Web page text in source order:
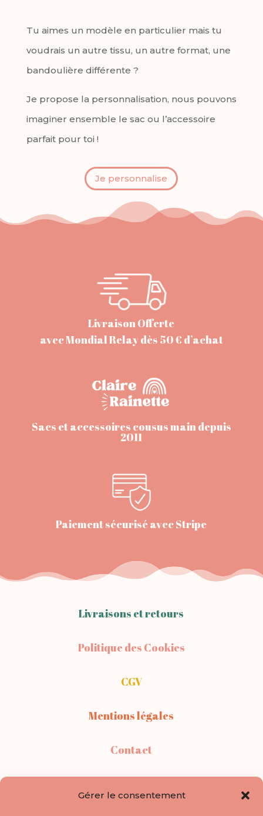
Gérer le consentement
Tu aimes un modèle en particulier mais tu
voudrais un autre tissu, un autre format, une
bandoulière différente ?
Je propose la personnalisation, nous pouvons
imaginer ensemble le sac ou l’accessoire
parfait pour toi !
Je personnalise
Livraison Offerte
avec Mondial Relay dès 50 € d’achat
Sacs et accessoires cousus main depuis
2011
Paiement sécurisé avec Stripe
Livraisons et retours
Politique des Cookies
CGV
Mentions légales
Contact